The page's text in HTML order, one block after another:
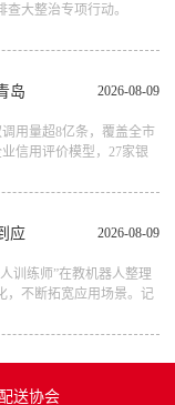
排查大整治专项行动。
2026-08-09
岛
量超8亿条，覆盖全市
信用评价模型，27家银
2026-08-09
应
训练师”在教机器人整理
不断拓宽应用场景。记
送协会